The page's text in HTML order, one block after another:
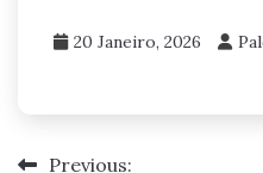
20 Janeiro, 2026
Previous: